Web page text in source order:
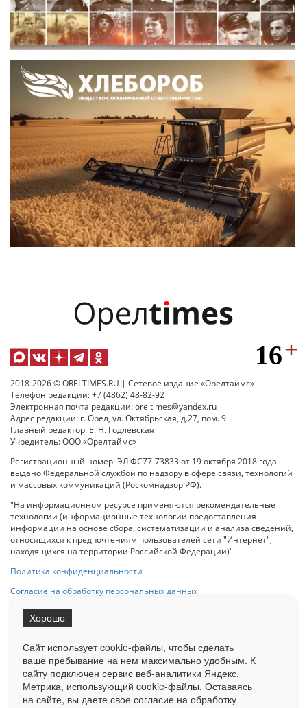
2018-2026 © ORELTIMES.RU | Сетевое издание «Орелтаймс»
Телефон редакции: +7 (4862) 48-82-92
Электронная почта редакции: oreltimes@yandex.ru
Адрес редакции: г. Орел, ул. Октябрьская, д.27, пом. 9
Главный редактор: Е. Н. Годлевская
Учредитель: ООО «Орелтаймс»
Регистрационный номер: ЭЛ ФС77-73833 от 19 октября 2018 года
выдано Федеральной службой по надзору в сфере связи, технологий
и массовых коммуникаций (Роскомнадзор РФ).
"На информационном ресурсе применяются рекомендательные
технологии (информационные технологии предоставления
информации на основе сбора, систематизации и анализа сведений,
относящихся к предпочтениям пользователей сети "Интернет",
находящихся на территории Российской Федерации)".
Политика конфиденциальности
Согласие на обработку персональных данных
При использовании любого материала с данного сайта гипер-ссылка
на Сетевое издание «ОрелТаймс» обязательна.
Ограниченная статистика посещаемости доступна на сайте
Liveinternet.ru . Подробная статистика для рекламодателей по запросу
у менеджера.
Сайт использует cookie-файлы, чтобы сделать
ваше пребывание на нем максимально удобным. К
cайту подключен сервис веб-аналитики Яндекс.
Метрика, использующий cookie-файлы. Оставаясь
на сайте, вы даете свое согласие на обработку
Хорошо